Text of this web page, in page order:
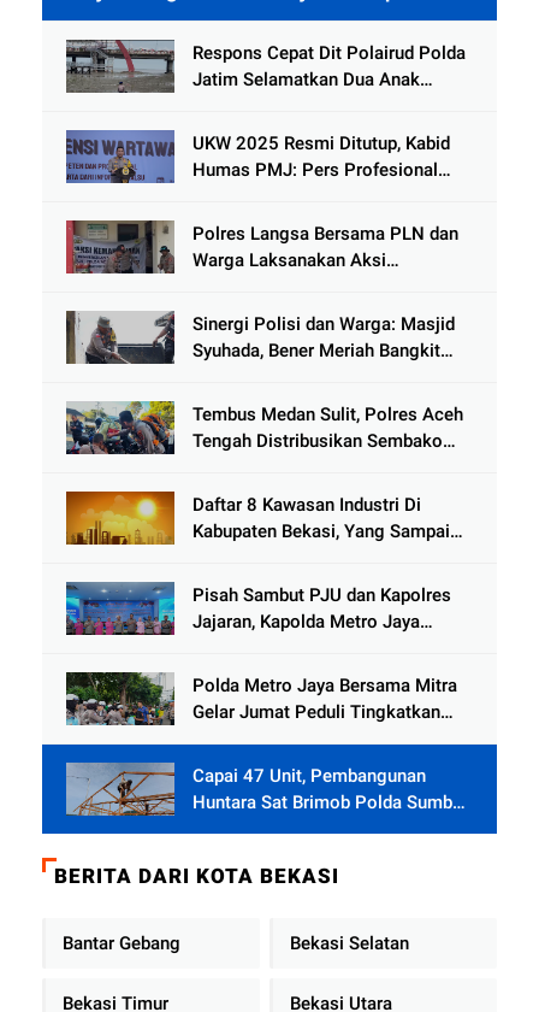
Gading
Respons Cepat Dit Polairud Polda
Jatim Selamatkan Dua Anak
Kenjeran
UKW 2025 Resmi Ditutup, Kabid
Humas PMJ: Pers Profesional
Hoaks
Polres Langsa Bersama PLN dan
Warga Laksanakan Aksi
Tamiang
Sinergi Polisi dan Warga: Masjid
Syuhada, Bener Meriah Bangkit
Tembus Medan Sulit, Polres Aceh
Tengah Distribusikan Sembako
Jamat
Daftar 8 Kawasan Industri Di
Kabupaten Bekasi, Yang Sampai
Pisah Sambut PJU dan Kapolres
Jajaran, Kapolda Metro Jaya
Diperkuat
Polda Metro Jaya Bersama Mitra
Gelar Jumat Peduli Tingkatkan
Capai 47 Unit, Pembangunan
Huntara Sat Brimob Polda Sumbar
Terus Berjalan di Pauh
BERITA DARI KOTA BEKASI
Bantar Gebang Bekasi Selatan
Bekasi Timur Bekasi Utara